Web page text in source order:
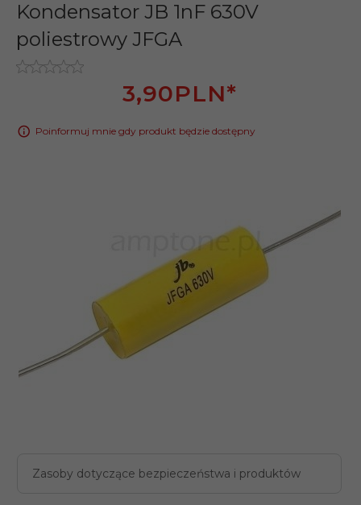
Zasoby dotyczące bezpieczeństwa i produktów
Kondensator JB 1nF 630V
poliestrowy JFGA
3,90PLN*
Poinformuj mnie gdy produkt będzie dostępny